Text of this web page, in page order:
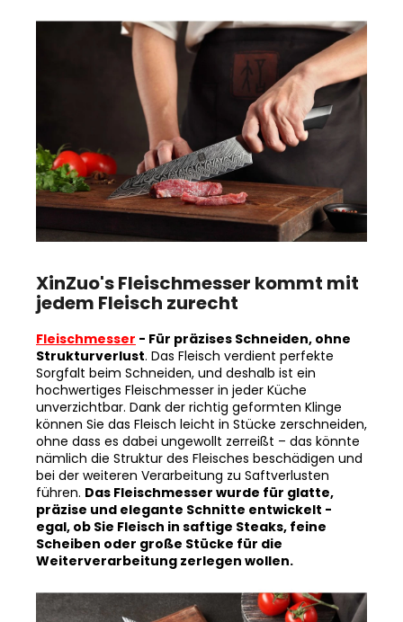
XinZuo's Fleischmesser kommt mit
jedem Fleisch zurecht
Fleischmesser - Für präzises Schneiden, ohne
Strukturverlust. Das Fleisch verdient perfekte
Sorgfalt beim Schneiden, und deshalb ist ein
hochwertiges Fleischmesser in jeder Küche
unverzichtbar. Dank der richtig geformten Klinge
können Sie das Fleisch leicht in Stücke zerschneiden,
ohne dass es dabei ungewollt zerreißt – das könnte
nämlich die Struktur des Fleisches beschädigen und
bei der weiteren Verarbeitung zu Saftverlusten
führen. Das Fleischmesser wurde für glatte,
präzise und elegante Schnitte entwickelt -
egal, ob Sie Fleisch in saftige Steaks, feine
Scheiben oder große Stücke für die
Weiterverarbeitung zerlegen wollen.